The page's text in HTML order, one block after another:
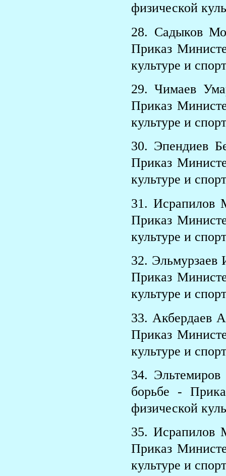
физической
28. Садыков
Приказ
культуре и
29. Чимаев
Приказ
культуре и
30. Эпендиев
Приказ
культуре и
31. Исрапилов
Приказ
культуре и
32.
Приказ
культуре и
33. Акбердаев
Приказ
культуре и
34.
борьбе -
физической
35. Исрапилов
Приказ
культуре и